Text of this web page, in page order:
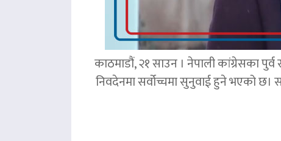
काठमाडौं, २१ साउन । नेपाली कांग्रेसका
निवदेनमा सर्वोच्चमा सुनुवाई हुने भएको छ।